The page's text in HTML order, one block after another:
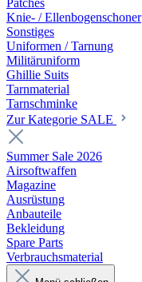
Patches
Knie- / Ellenbogenschoner
Sonstiges
Uniformen / Tarnung
Militäruniform
Ghillie Suits
Tarnmaterial
Tarnschminke
Zur Kategorie SALE
Summer Sale 2026
Airsoftwaffen
Magazine
Ausrüstung
Anbauteile
Bekleidung
Spare Parts
Verbrauchsmaterial